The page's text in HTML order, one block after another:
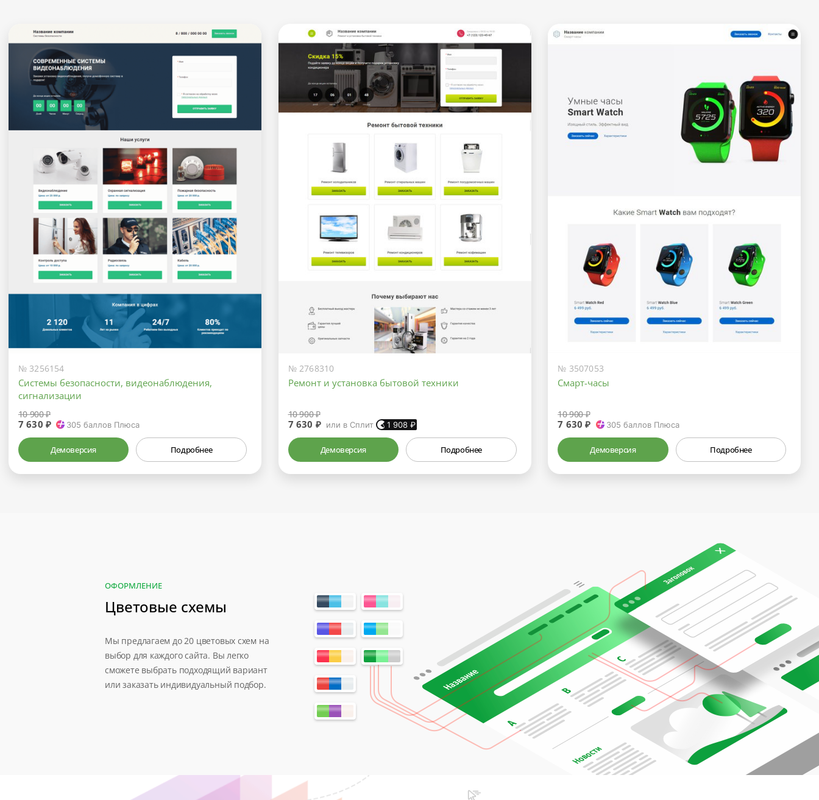
№ 3256154
Системы безопасности, видеонаблюдения,
сигнализации
10 900 ₽
7 630 ₽ 305 баллов Плюса
Демоверсия Подробнее
№ 2768310
Ремонт и установка бытовой техники
10 900 ₽
7 630 ₽ или в Сплит 1 908₽
Демоверсия Подробнее
№ 3507053
Смарт-часы
10 900 ₽
7 630 ₽ 305 баллов Плюса
Демоверсия Подробнее
ОФОРМЛЕНИЕ
Цветовые схемы
Мы предлагаем до 20 цветовых схем на
выбор для каждого сайта. Вы легко
сможете выбрать подходящий вариант
или заказать индивидуальный подбор.